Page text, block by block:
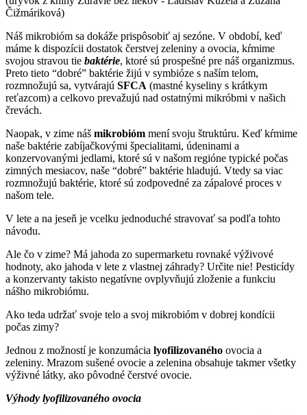
Čižmáriková)
Náš mikrobióm sa dokáže prispôsobiť aj sezóne. V období, keď
máme k dispozícii dostatok čerstvej zeleniny a ovocia, kŕmime
svojou stravou tie baktérie, ktoré sú prospešné pre náš organizmus.
Preto tieto “dobré” baktérie žijú v symbióze s naším telom,
rozmnožujú sa, vytvárajú SFCA (mastné kyseliny s krátkym
reťazcom) a celkovo prevažujú nad ostatnými mikróbmi v našich
črevách.
Naopak, v zime náš mikrobióm mení svoju štruktúru. Keď kŕmime
naše baktérie zabíjačkovými špecialitami, údeninami a
konzervovanými jedlami, ktoré sú v našom regióne typické počas
zimných mesiacov, naše “dobré” baktérie hladujú. Vtedy sa viac
rozmnožujú baktérie, ktoré sú zodpovedné za zápalové proces v
našom tele.
V lete a na jeseň je vcelku jednoduché stravovať sa podľa tohto
návodu.
Ale čo v zime? Má jahoda zo supermarketu rovnaké výživové
hodnoty, ako jahoda v lete z vlastnej záhrady? Určite nie! Pesticídy
a konzervanty takisto negatívne ovplyvňujú zloženie a funkciu
nášho mikrobiómu.
Ako teda udržať svoje telo a svoj mikrobióm v dobrej kondícii
počas zimy?
Jednou z možností je konzumácia lyofilizovaného ovocia a
zeleniny. Mrazom sušené ovocie a zelenina obsahuje takmer všetky
výživné látky, ako pôvodné čerstvé ovocie.
Výhody lyofilizovaného ovocia